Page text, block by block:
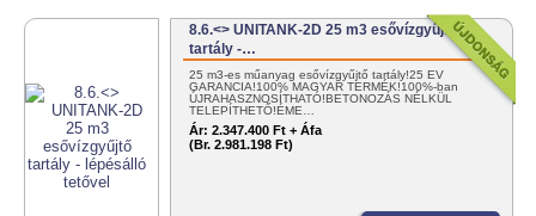
8.6.<> UNITANK-2D 25 m3 esővízgyűjtő
tartály -…
25 m3-es műanyag esővízgyűjtő tartály!25 ÉV
GARANCIA!100% MAGYAR TERMÉK!100%-ban
ÚJRAHASZNOSÍTHATÓ!BETONOZÁS NÉLKÜL
TELEPÍTHETŐ!ÉME…
Ár: 2.347.400 Ft + Áfa
(Br. 2.981.198 Ft)